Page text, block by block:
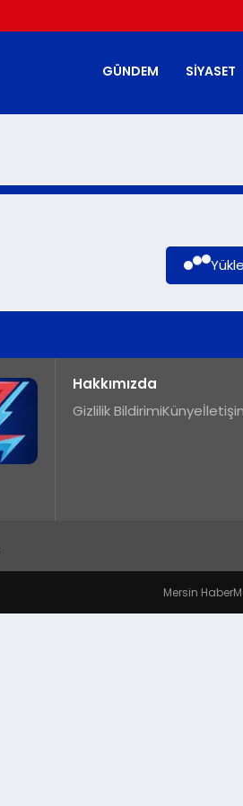
GÜNDEM SIYASET
Hakkımızda
Gizlilik BildirimiKünye
Mersin Haber